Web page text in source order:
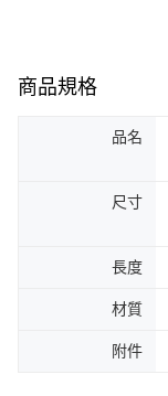
商品規格
品名
尺寸
長度
材質
附件